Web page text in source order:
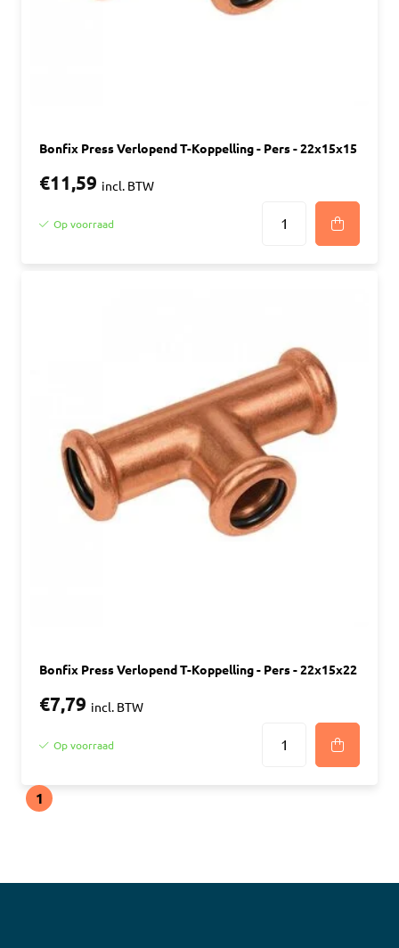
Bonfix Press Verlopend T-Koppelling - Pers - 22x15x15
€11,59 incl. BTW
Op voorraad
Bonfix Press Verlopend T-Koppelling - Pers - 22x15x22
€7,79 incl. BTW
Op voorraad
1